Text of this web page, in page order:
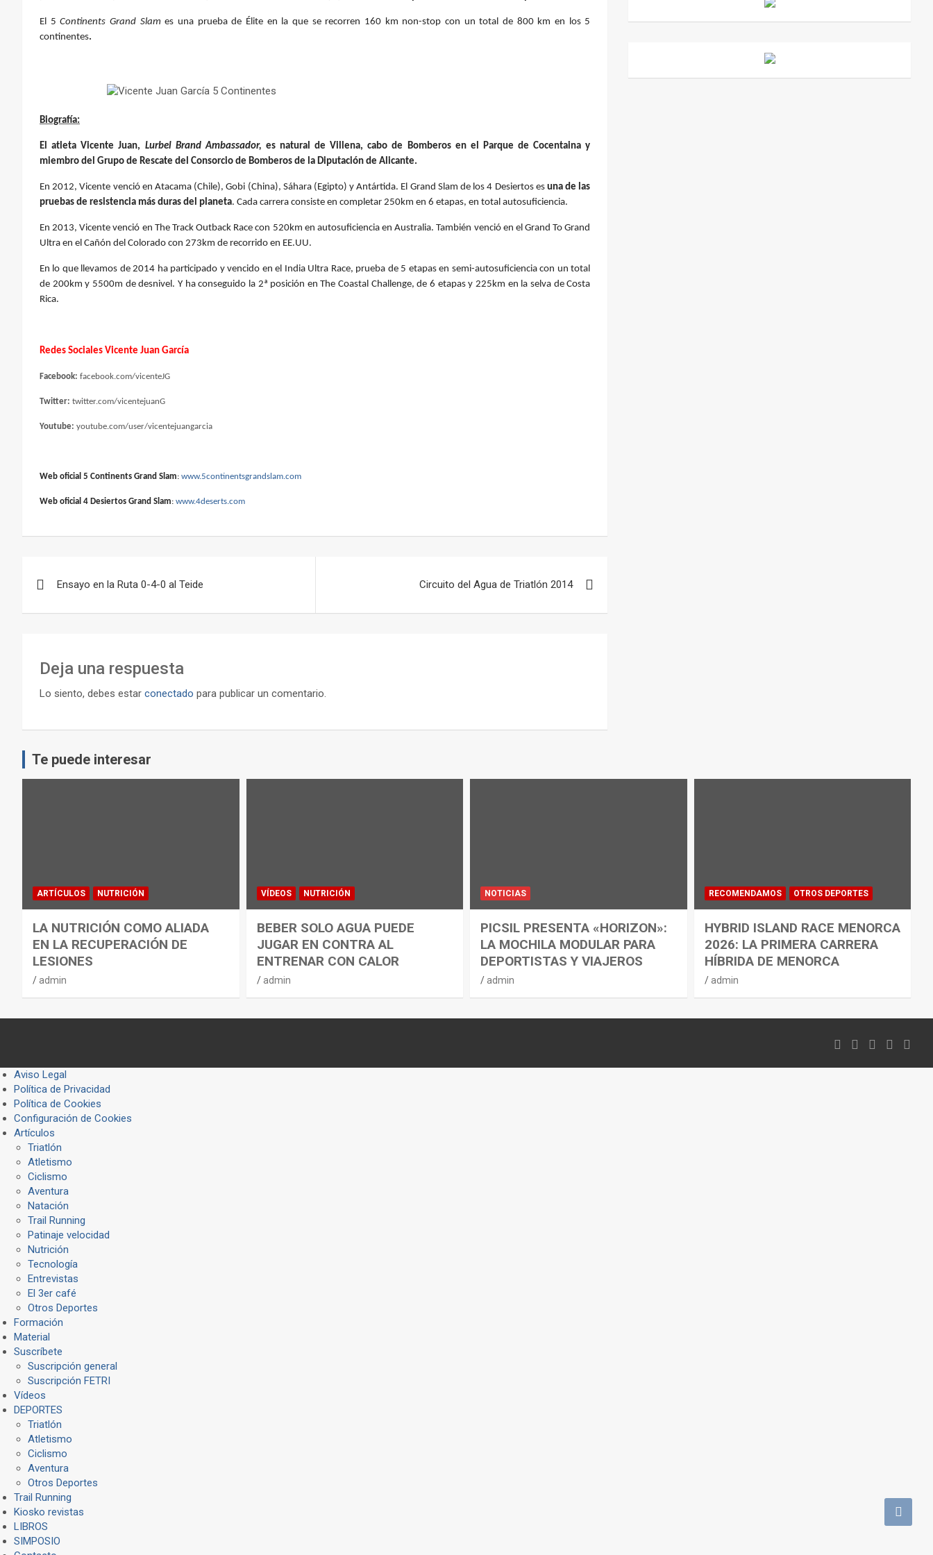
El 5Continents Grand Slam es una prueba de Élite en la que se recorren 160 km non-stop con un total de 800 km en los 5
continentes.
Biografía:
El atleta Vicente Juan, Lurbel Brand Ambassador, es natural de Villena, cabo de Bomberos en el Parque de Cocentaina y
miembro del Grupo de Rescate del Consorcio de Bomberos de la Diputación de Alicante.
En 2012, Vicente venció en Atacama (Chile), Gobi (China), Sáhara (Egipto) y Antártida. El Grand Slam de los 4 Desiertos es una de las
pruebas de resistencia más duras del planeta. Cada carrera consiste en completar 250km en 6 etapas, en total autosuficiencia.
En 2013, Vicente venció en The Track Outback Race con 520km en autosuficiencia en Australia. También venció en el Grand To Grand
Ultra en el Cañón del Colorado con 273km de recorrido en EE.UU.
En lo que llevamos de 2014 ha participado y vencido en el India Ultra Race, prueba de 5 etapas en semi-autosuficiencia con un total
de 200km y 5500m de desnivel. Y ha conseguido la 2ª posición en The Coastal Challenge, de 6 etapas y 225km en la selva de Costa
Rica.
Redes Sociales Vicente Juan García
Facebook: facebook.com/vicenteJG
Twitter: twitter.com/vicentejuanG
Youtube: youtube.com/user/vicentejuangarcia
Web oficial 5 Continents Grand Slam: www.5continentsgrandslam.com
Web oficial 4 Desiertos Grand Slam: www.4deserts.com
de
Ensayo en la Ruta 0-4-0 al Teide Circuito del Agua de Triatlón 2014
Deja una respuesta
Lo siento, debes estar conectado para publicar un comentario.
Te puede interesar
ARTÍCULOS NUTRICIÓN
LA NUTRICIÓN COMO ALIADA
EN LA RECUPERACIÓN DE
LESIONES
admin
VÍDEOS NUTRICIÓN
BEBER SOLO AGUA PUEDE
JUGAR EN CONTRA AL
ENTRENAR CON CALOR
admin
NOTICIAS
PICSIL PRESENTA «HORIZON»:
LA MOCHILA MODULAR PARA
DEPORTISTAS Y VIAJEROS
admin
RECOMENDAMOS OTROS DEPORTES
HYBRID ISLAND RACE MENORCA
2026: LA PRIMERA CARRERA
HÍBRIDA DE MENORCA
admin
Aviso Legal
Política de Privacidad
Política de Cookies
Configuración de Cookies
Artículos
Triatlón
Atletismo
Ciclismo
Aventura
Natación
Trail Running
Patinaje velocidad
Nutrición
Tecnología
Entrevistas
El 3er café
Otros Deportes
Formación
Material
Suscríbete
Suscripción general
Suscripción FETRI
Vídeos
DEPORTES
Triatlón
Atletismo
Ciclismo
Aventura
Otros Deportes
Trail Running
Kiosko revistas
LIBROS
SIMPOSIO